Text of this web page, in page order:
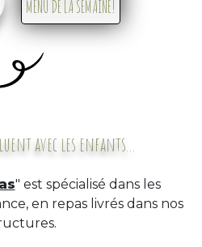
MENU DE LA SEMAINE!
avec les enfants...
" est spécialisé dans les
en repas livrés dans nos